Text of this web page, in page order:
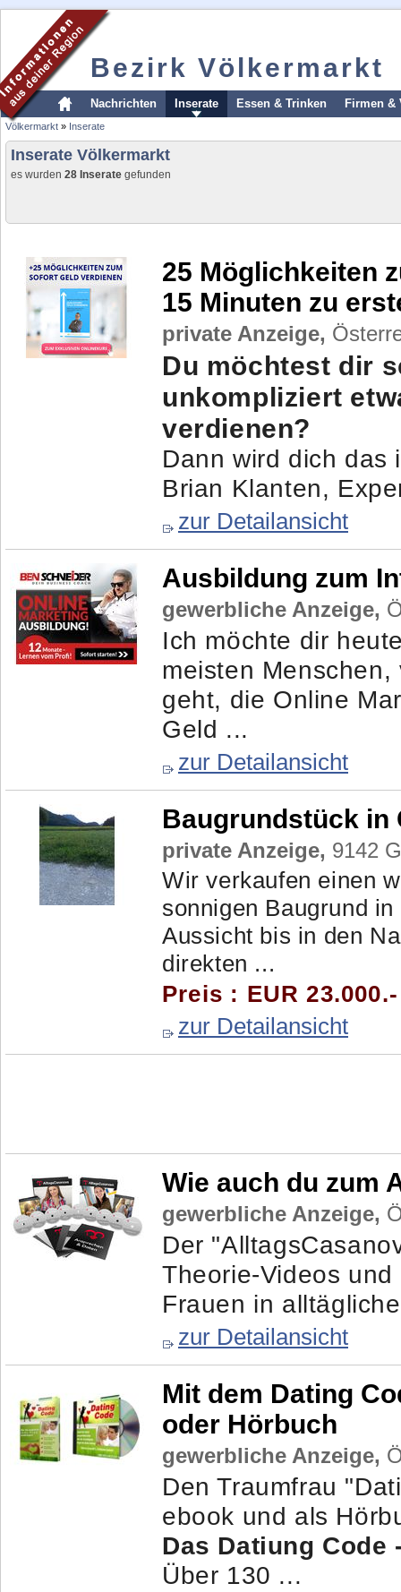
Bezirk Völkermarkt
Nachrichten Inserate Essen & Trinken Firmen &
Völkermarkt » Inserate
Inserate Völkermarkt
es wurden 28 Inserate gefunden
25 Möglichkeiten
15 Minuten zu
private Anzeige,
Du möchtest dir
unkompliziert
verdienen?
Dann wird dich das
Brian Klanten,
zur Detailansicht
Ausbildung zum
gewerbliche Anzeige,
Ich möchte dir
meisten
geht, die Online
Geld ...
zur Detailansicht
Baugrundstück in
private Anzeige, 9142
Wir verkaufen einen
sonnigen Baugrund
Aussicht bis in den
direkten ...
Preis : EUR
zur Detailansicht
Wie auch du zum
gewerbliche Anzeige,
Der
Theorie-Videos
Frauen in
zur Detailansicht
Mit dem Dating
oder Hörbuch
gewerbliche Anzeige,
Den Traumfrau
ebook und als
Das Datiung Code
Über 130 ...